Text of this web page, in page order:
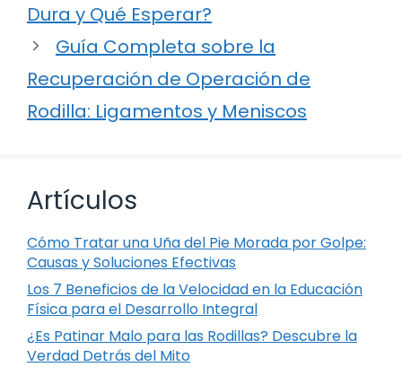
Dura y Qué Esperar?
Guía Completa sobre la
Recuperación de Operación de
Rodilla: Ligamentos y Meniscos
Artículos
Cómo Tratar una Uña del Pie Morada por Golpe:
Causas y Soluciones Efectivas
Los 7 Beneficios de la Velocidad en la Educación
Física para el Desarrollo Integral
¿Es Patinar Malo para las Rodillas? Descubre la
Verdad Detrás del Mito